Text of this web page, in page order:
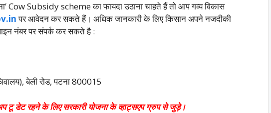
Cow Subsidy scheme का फायदा उठाना चाहते हैं तो आप गव्य विकास
पर आवेदन कर सकते हैं। अधिक जानकारी के लिए किसान अपने नजदीकी
नंबर पर संपर्क कर सकते है :
), बेली रोड, पटना 800015
टू डेट रहने के लिए सरकारी योजना के व्हाट्सएप ग्रुप से जुड़े।